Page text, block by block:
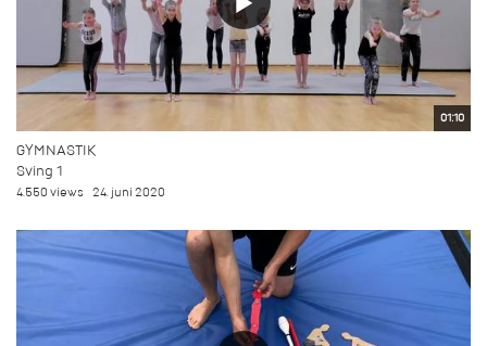
01:10
GYMNASTIK
Sving 1
4.550 views 24. juni 2020